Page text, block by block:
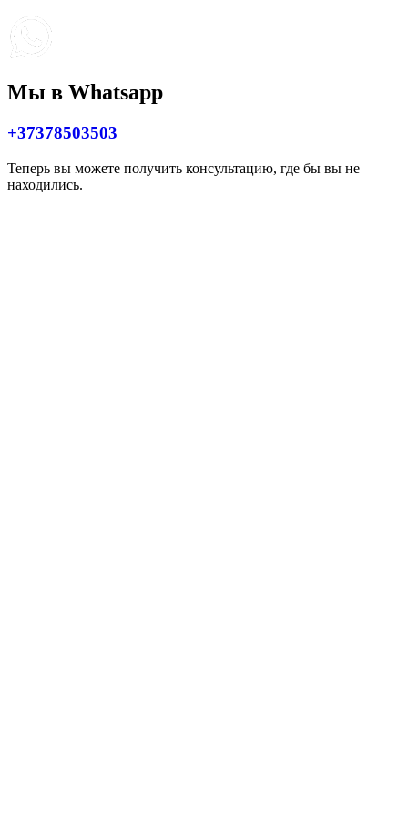
Мы в Whatsapp
+37378503503
Теперь вы можете получить консультацию, где бы вы не
находились.